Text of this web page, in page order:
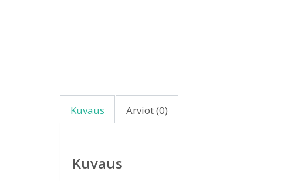
Kuvaus Arviot (0)
Kuvaus